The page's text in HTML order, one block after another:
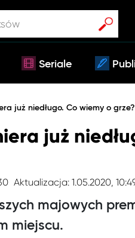
Seriale
już niedługo. Co wiemy o grze?
już
Aktualizacja: 1.05.2020,
majowych
miejscu.